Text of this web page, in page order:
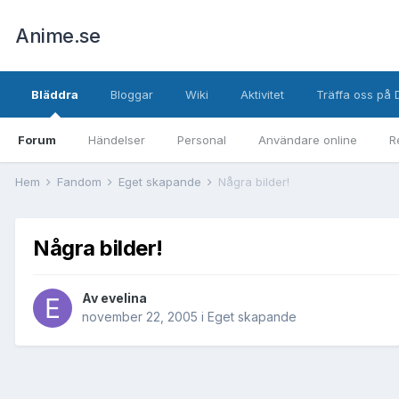
Anime.se
Bläddra
Forum Händelser Personal Användare online
Bloggar Wiki Aktivitet Träffa oss på
Hem Fandom Eget skapande Några bilder!
Några bilder!
Av evelina
november 22, 2005 i Eget skapande